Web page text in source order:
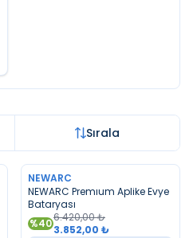
Sırala
YENI
NEWARC
NEWARC Premıum Aplike Evye
Bataryası
%406.420,00₺
3.852,00 ₺